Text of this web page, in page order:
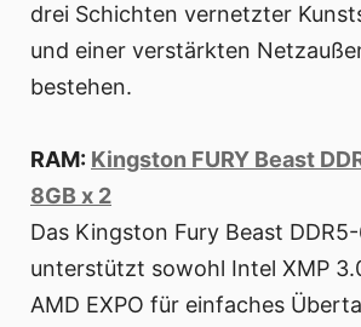
drei Schichten vernetzter
und einer verstärkten
bestehen.
RAM: Kingston FURY Beast
8GB x 2
Das Kingston Fury Beast
unterstützt sowohl Intel XMP
AMD EXPO für einfaches